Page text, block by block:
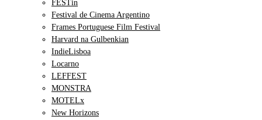
FESTin
Festival de Cinema Argentino
Frames Portuguese Film Festival
Harvard na Gulbenkian
IndieLisboa
Locarno
LEFFEST
MONSTRA
MOTELx
New Horizons